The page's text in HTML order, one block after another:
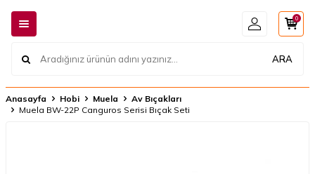
ARA
0
Anasayfa Hobi Muela
Av Bıçakları
Muela BW-22P Canguros Serisi Bıçak Seti